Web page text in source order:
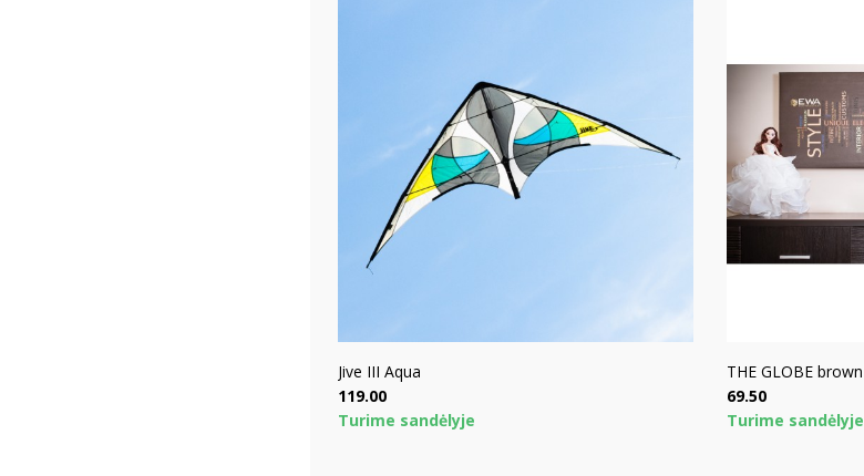
Jive III Aqua
Price
119.00
Turime sandėlyje
THE GLOBE brown
Price
69.50
Turime sandėlyje